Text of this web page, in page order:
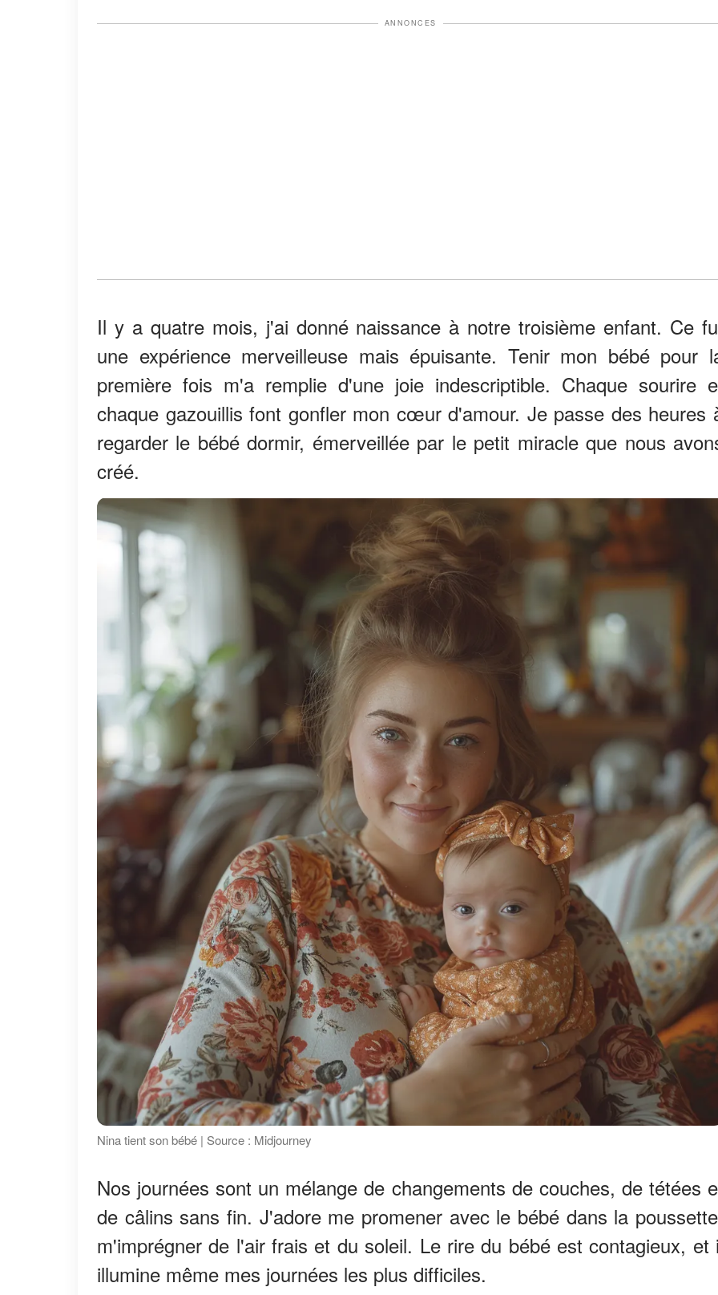
ANNONCES
Il y a quatre mois, j'ai donné naissance à notre troisième enfant. Ce
une expérience merveilleuse mais épuisante. Tenir mon bébé pour
première fois m'a remplie d'une joie indescriptible. Chaque sourire
chaque gazouillis font gonfler mon cœur d'amour. Je passe des heures
regarder le bébé dormir, émerveillée par le petit miracle que nous
créé.
Nina tient son bébé | Source : Midjourney
Nos journées sont un mélange de changements de couches, de tétées
de câlins sans fin. J'adore me promener avec le bébé dans la
m'imprégner de l'air frais et du soleil. Le rire du bébé est contagieux, et
illumine même mes journées les plus difficiles.